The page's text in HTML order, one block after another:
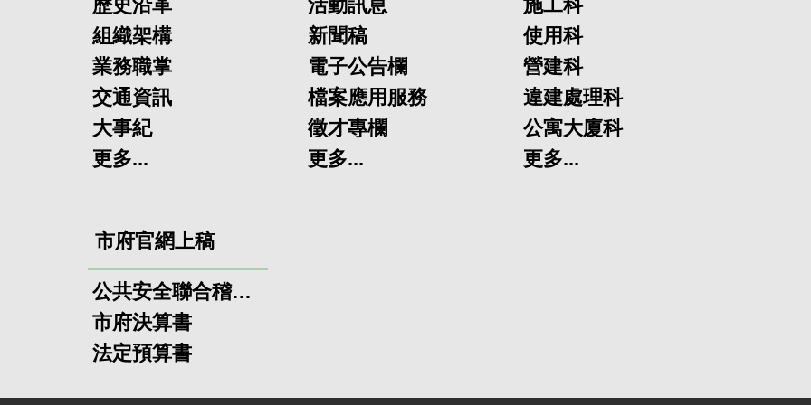
歷史沿革
組織架構
業務職掌
交通資訊
大事紀
更多...
活動訊息
新聞稿
電子公告欄
檔案應用服務
徵才專欄
更多...
施工科
使用科
營建科
違建處理科
公寓大廈科
更多...
市府官網上稿
公共安全聯合稽查小組
市府決算書
法定預算書